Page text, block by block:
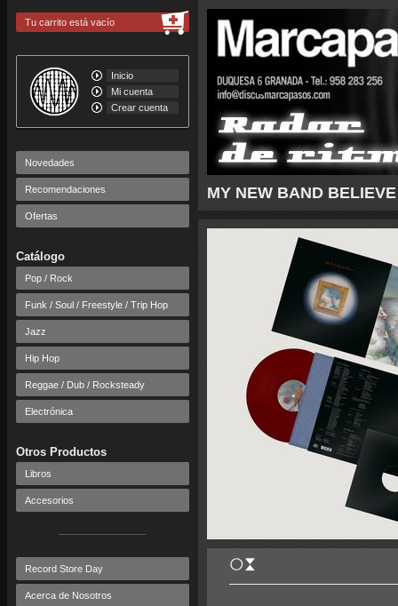
MY NEW BAND
Tu carrito está vacío
Inicio
Mi cuenta
Crear cuenta
Novedades
Recomendaciones
Ofertas
Catálogo
Pop / Rock
Funk / Soul / Freestyle / Trip Hop
Jazz
Hip Hop
Reggae / Dub / Rocksteady
Electrónica
Otros Productos
Libros
Accesorios
Record Store Day
Acerca de Nosotros